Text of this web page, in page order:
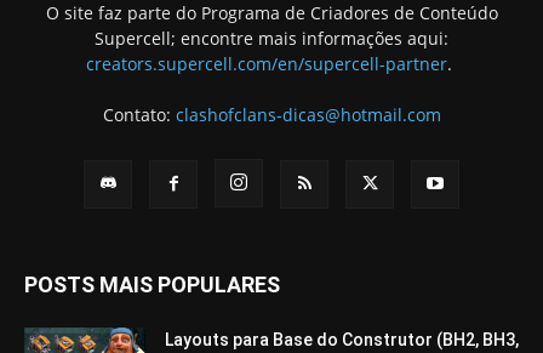
O site faz parte do Programa de Criadores de Conteúdo
Supercell; encontre mais informações aqui:
creators.supercell.com/en/supercell-partner.
Contato: clashofclans-dicas@hotmail.com
POSTS MAIS POPULARES
Layouts para Base do Construtor (BH2, BH3,